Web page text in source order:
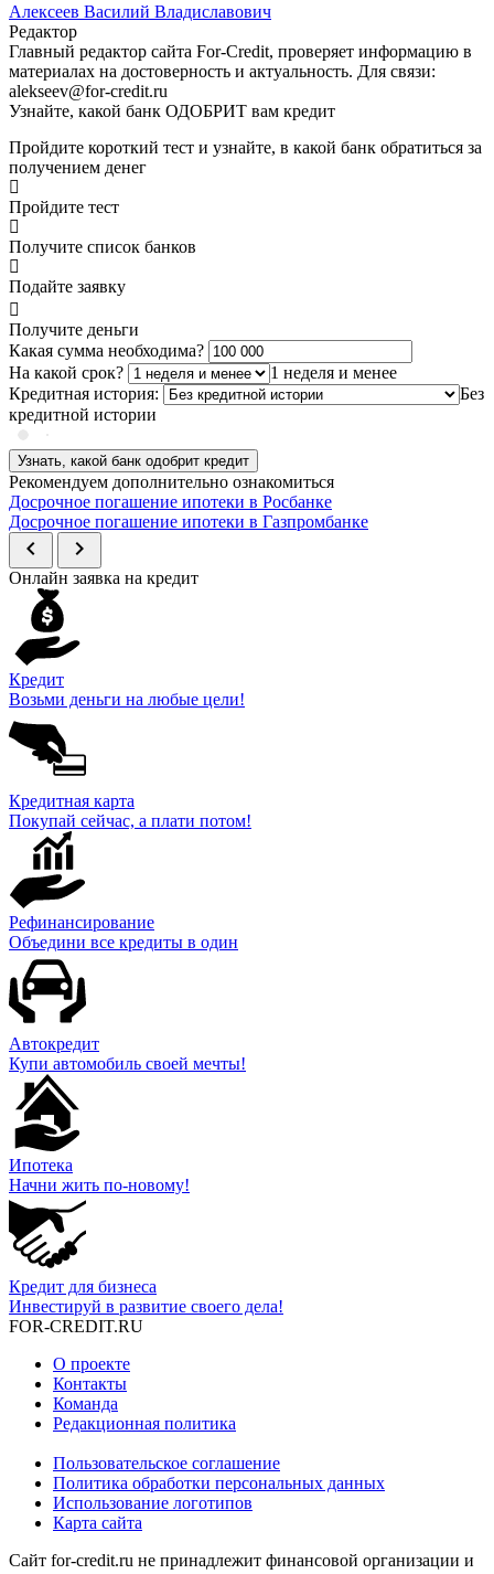
Алексеев Василий Владиславович
Редактор
Главный редактор сайта For-Credit, проверяет информацию в
материалах на достоверность и актуальность. Для связи:
alekseev@for-credit.ru
Узнайте, какой банк ОДОБРИТ вам кредит
Пройдите короткий тест и узнайте, в какой банк обратиться за
получением денег
Пройдите тест
Получите список банков
Подайте заявку
Получите деньги
Какая сумма необходима?
На какой срок?
1 неделя и менее
Кредитная история:
Без
кредитной истории
Узнать, какой банк одобрит кредит
Рекомендуем дополнительно ознакомиться
Досрочное погашение ипотеки в Росбанке
Досрочное погашение ипотеки в Газпромбанке
chevron_left chevron_right
Онлайн заявка на кредит
Кредит
Возьми деньги на любые цели!
Кредитная карта
Покупай сейчас, а плати потом!
Рефинансирование
Объедини все кредиты в один
Автокредит
Купи автомобиль своей мечты!
Ипотека
Начни жить по-новому!
Кредит для бизнеса
Инвестируй в развитие своего дела!
FOR-CREDIT.RU
О проекте
Контакты
Команда
Редакционная политика
Пользовательское соглашение
Политика обработки персональных данных
Использование логотипов
Карта сайта
Сайт for-credit.ru не принадлежит финансовой организации и